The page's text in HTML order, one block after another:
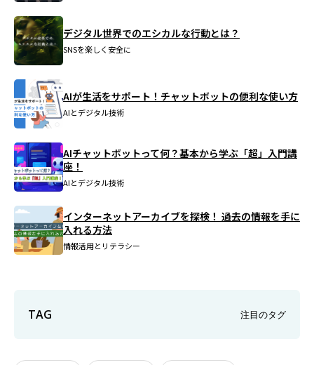
デジタル世界でのエシカルな行動とは？
SNSを楽しく安全に
AIが生活をサポート！チャットボットの便利な使い方
AIとデジタル技術
AIチャットボットって何？基本から学ぶ「超」入門講
座！
AIとデジタル技術
インターネットアーカイブを探検！ 過去の情報を手に
入れる方法
情報活用とリテラシー
TAG 注目のタグ